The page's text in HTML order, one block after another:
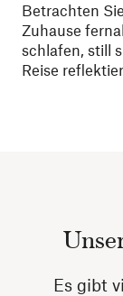
Betrachten
Zuhause
schlafen, still
Reise
Es gibt